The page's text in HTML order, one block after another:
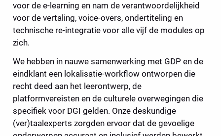
voor de e-learning en nam de verantwoordelijkheid
voor de vertaling, voice-overs, ondertiteling en
technische re-integratie voor alle vijf de modules op
zich.
We hebben in nauwe samenwerking met GDP en de
eindklant een lokalisatie-workflow ontworpen die
recht deed aan het leerontwerp, de
platformvereisten en de culturele overwegingen die
specifiek voor DGI gelden. Onze deskundige
(ver)taalexperts zorgden ervoor dat de gevoelige